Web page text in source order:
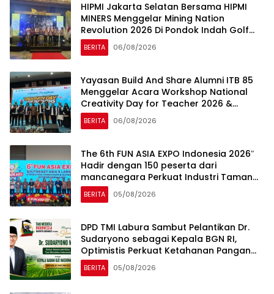
HIPMI Jakarta Selatan Bersama HIPMI
MINERS Menggelar Mining Nation
Revolution 2026 Di Pondok Indah Golf
Jakarta
BERITA 06/08/2026
Yayasan Build And Share Alumni ITB 85
Menggelar Acara Workshop National
Creativity Day for Teacher 2026 &
Dibuka Resmi Pramono Anung (Gubernur
DKI Jakarta)
BERITA 06/08/2026
The 6th FUN ASIA EXPO Indonesia 2026″
Hadir dengan 150 peserta dari
mancanegara Perkuat Industri Taman
Rekreasi dan Ekosistem Pariwisata di
Tanah Air
BERITA 05/08/2026
DPD TMI Labura Sambut Pelantikan Dr.
Sudaryono sebagai Kepala BGN RI,
Optimistis Perkuat Ketahanan Pangan
dan Gizi Nasional
BERITA 05/08/2026